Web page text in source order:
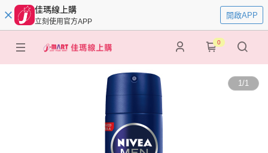
佳瑪線上購
立刻使用官方APP
開啟APP
0
1/1